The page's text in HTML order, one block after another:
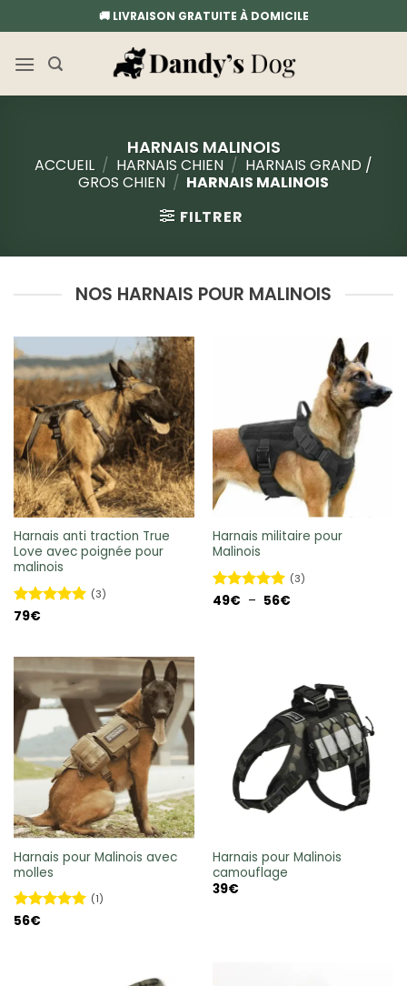
au
contenu
🚚 LIVRAISON GRATUITE À DOMICILE
HARNAIS MALINOIS
ACCUEIL / HARNAIS CHIEN / HARNAIS GRAND /
GROS CHIEN / HARNAIS MALINOIS
FILTRER
NOS HARNAIS POUR MALINOIS
Harnais anti traction True
Love avec poignée pour
malinois
Note
(3)
79€
Harnais militaire pour
Malinois
Note 5sur
(3)
49€ – 56€Plage
Harnais pour Malinois avec
molles
Note
(1)
56€
Harnais pour Malinois
camouflage
39€